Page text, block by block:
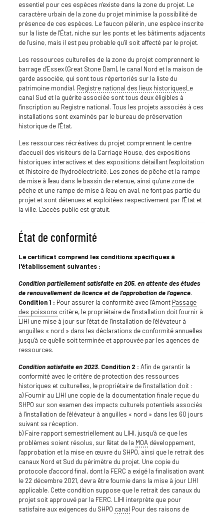
essentiel pour ces espèces n'existe dans la zone du projet. Le
caractère urbain de la zone du projet minimise la possibilité de
présence de ces espèces. Le faucon pèlerin, une espèce inscrite
sur la liste de l'État, niche sur les ponts et les bâtiments adjacents
de l'usine, mais il est peu probable qu'il soit affecté par le projet.
Les ressources culturelles de la zone du projet comprennent le
barrage d'Essex (Great Stone Dam), le canal Nord et la maison de
garde associée, qui sont tous répertoriés sur la liste du
patrimoine mondial. Registre national des lieux historiquesLe
canal Sud et la guérite associée sont tous deux éligibles à
l'inscription au Registre national. Tous les projets associés à ces
installations sont examinés par le bureau de préservation
historique de l'État.
Les ressources récréatives du projet comprennent le centre
d'accueil des visiteurs de la Carriage House, des expositions
historiques interactives et des expositions détaillant l'exploitation
et l'histoire de l'hydroélectricité. Les zones de pêche et la rampe
de mise à l'eau dans le bassin de retenue, ainsi qu'une zone de
pêche et une rampe de mise à l'eau en aval, ne font pas partie du
projet et sont détenues et exploitées respectivement par l'État et
la ville. L'accès public est gratuit.
État de conformité
Le certificat comprend les conditions spécifiques à
l'établissement suivantes :
Condition partiellement satisfaite en 205, en attente des études
de renouvellement de licence et de l'approbation de l'agence.
Condition 1 : Pour assurer la conformité avec l'Amont Passage
des poissons critère, le propriétaire de l'installation doit fournir à
LIHI une mise à jour sur l'état de l'installation de l'élévateur à
anguilles « nord » dans les déclarations de conformité annuelles
jusqu'à ce qu'elle soit terminée et approuvée par les agences de
ressources.
Condition satisfaite en 2023.Condition 2 : Afin de garantir la
conformité avec le critère de protection des ressources
historiques et culturelles, le propriétaire de l'installation doit :
a) Fournir au LIHI une copie de la documentation finale reçue du
SHPO sur son examen des impacts culturels potentiels associés
à l'installation de l'élévateur à anguilles « nord » dans les 60 jours
suivant sa réception.
b) Faire rapport semestriellement au LIHI, jusqu'à ce que les
problèmes soient résolus, sur l'état de la MOA développement,
l'approbation et la mise en œuvre du SHPO, ainsi que le retrait des
canaux Nord et Sud du périmètre du projet. Une copie du
protocole d'accord final, dont la FERC a exigé la finalisation avant
le 22 décembre 2021, devra être fournie dans la mise à jour LIHI
applicable. Cette condition suppose que le retrait des canaux du
projet soit approuvé par la FERC. LIHI interprète que pour
satisfaire aux exigences du SHPO canal Pour des raisons de